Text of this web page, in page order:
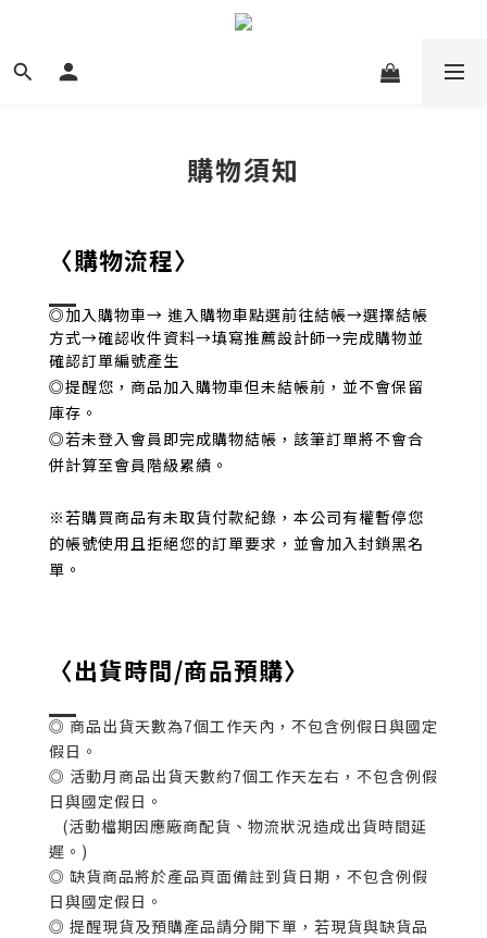
購物須知
〈購物流程〉
◎加入購物車→ 進入購物車點選前往結帳→選擇結帳
方式→確認收件資料→填寫推薦設計師→完成購物並
確認訂單編號產生
◎提醒您，商品加入購物車但未結帳前，並不會保留
庫存。
◎若未登入會員即完成購物結帳，該筆訂單將不會合
併計算至會員階級累績。
※若購買商品有未取貨付款紀錄，本公司有權暫停您
的帳號使用且拒絕您的訂單要求，並會加入封鎖黑名
單。
〈出貨時間/商品預購〉
◎ 商品出貨天數為7個工作天內，不包含例假日與國定
假日。
◎ 活動月商品出貨天數約7個工作天左右，不包含例假
日與國定假日。
(活動檔期因應廠商配貨、物流狀況造成出貨時間延
遲。)
◎ 缺貨商品將於產品頁面備註到貨日期，不包含例假
日與國定假日。
◎ 提醒現貨及預購產品請分開下單，若現貨與缺貨品